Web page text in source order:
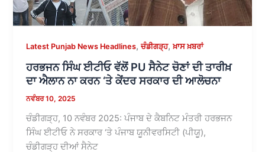
Latest Punjab News Headlines,ਚੰਡੀਗੜ੍ਹ,ਖ਼ਾਸ ਖ਼ਬਰਾਂ
ਹਰਭਜਨ ਸਿੰਘ ਈਟੀਓ ਵੱਲੋਂ PU ਸੈਨੇਟ ਚੋਣਾਂ ਦੀ ਤਾਰੀਖ਼
ਦਾ ਐਲਾਨ ਨਾ ਕਰਨ ‘ਤੇ ਕੇਂਦਰ ਸਰਕਾਰ ਦੀ ਆਲੋਚਨਾ
ਨਵੰਬਰ 10, 2025
ਚੰਡੀਗੜ੍ਹ, 10 ਨਵੰਬਰ 2025: ਪੰਜਾਬ ਦੇ ਕੈਬਨਿਟ ਮੰਤਰੀ ਹਰਭਜਨ
ਸਿੰਘ ਈਟੀਓ ਨੇ ਸਰਕਾਰ ‘ਤੇ ਪੰਜਾਬ ਯੂਨੀਵਰਸਿਟੀ (ਪੀਯੂ),
ਚੰਡੀਗੜ੍ਹ ਦੀਆਂ ਸੈਨੇਟ